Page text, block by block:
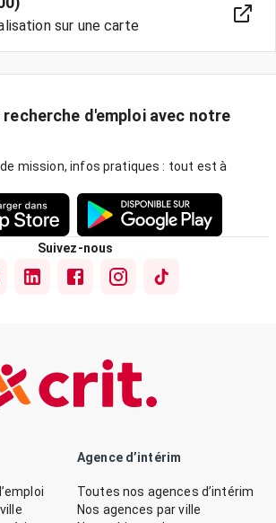
sur une carte
d'emploi avec notre
mission, infos pratiques : tout est à
Suivez-nous
Agence d’intérim
Toutes nos agences d’intérim
Nos agences par ville